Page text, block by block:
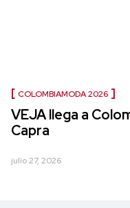
COLOMBIAMODA 2026
VEJA llega a
Capra
julio 27, 2026